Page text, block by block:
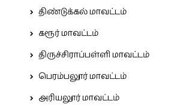
திண்டுக்கல் மாவட்டம்
கரூர் மாவட்டம்
திருச்சிராப்பள்ளி மாவட்டம்
பெரம்பலூர் மாவட்டம்
அரியலூர் மாவட்டம்